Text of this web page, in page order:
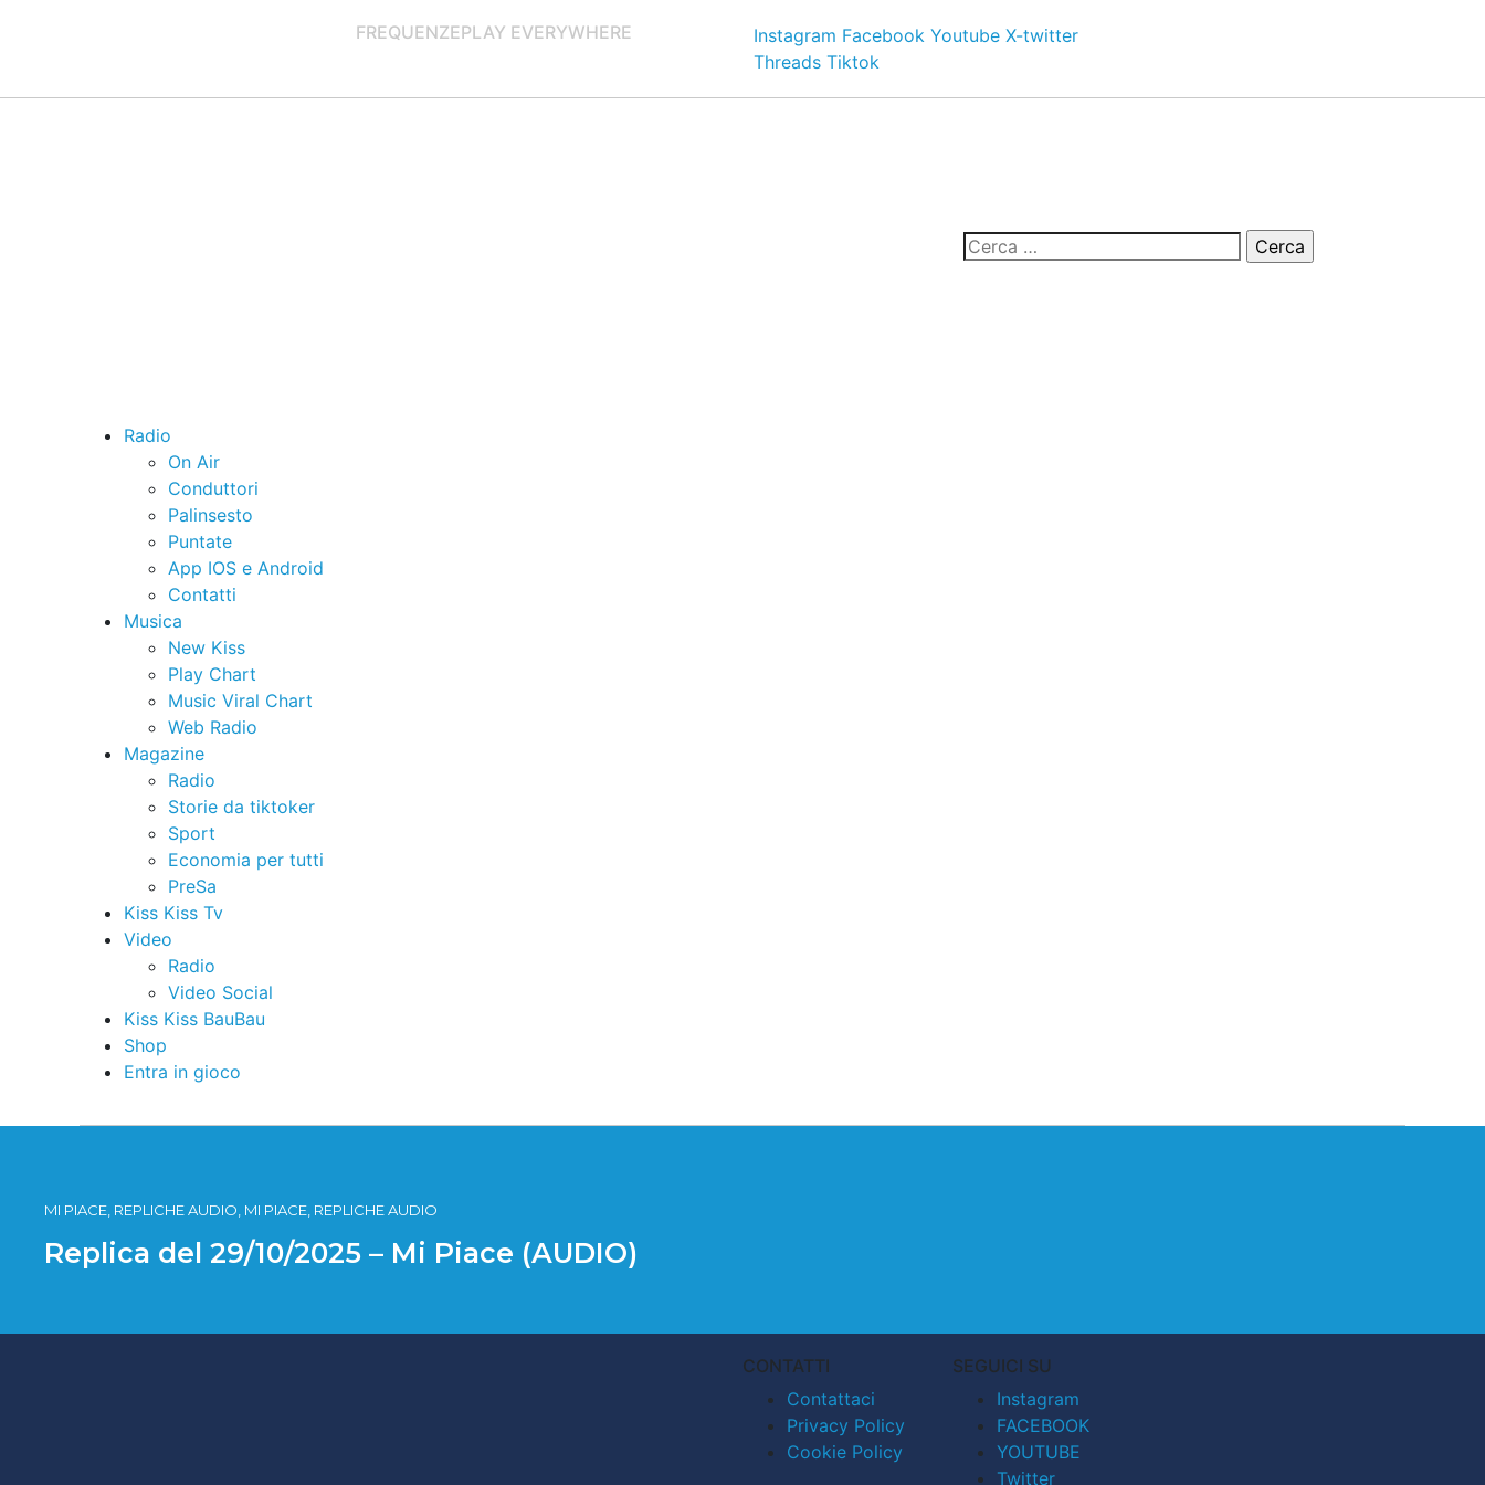
FREQUENZEPLAY EVERYWHERE Instagram Facebook Youtube X-twitter
Threads Tiktok
Radio
On Air
Conduttori
Palinsesto
Puntate
App IOS e Android
Contatti
Musica
New Kiss
Play Chart
Music Viral Chart
Web Radio
Magazine
Radio
Storie da tiktoker
Sport
Economia per tutti
PreSa
Kiss Kiss Tv
Video
Radio
Video Social
Kiss Kiss BauBau
Shop
Entra in gioco
MI PIACE, REPLICHE AUDIO, MI PIACE, REPLICHE AUDIO
Replica del 29/10/2025 – Mi Piace (AUDIO)
CONTATTI
Contattaci
Privacy Policy
Cookie Policy
SEGUICI SU
Instagram
FACEBOOK
YOUTUBE
Twitter